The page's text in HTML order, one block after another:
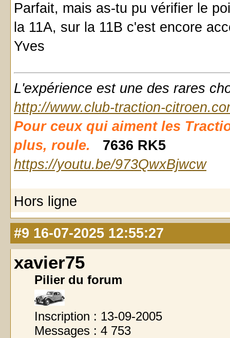
Parfait, mais as-tu pu vérifier le
la 11A, sur la 11B c'est encore
Yves
L'expérience est une des rares
http://www.club-traction-
Pour ceux qui aiment les
plus, roule.
7636 RK5
https://youtu.be/973QwxBjwcw
Hors ligne
#9 16-07-2025 12:55:27
xavier75
Pilier du forum
Inscription : 13-09-2005
Messages : 4 753